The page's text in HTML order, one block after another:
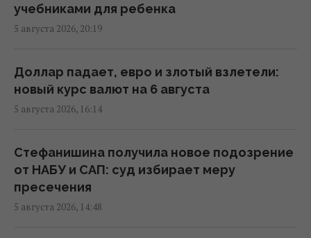
19:56 среда, 05 августа 2026
и не колеблется им воспользоваться, – Sky
News
19:16 среда, 05 августа 2026
Киев профинансирует проекты Плана
устойчивости на 22 млрд грн, а
государство – на 15,5 млрд: Кличко о
заседании СНБО
учебниками для ребенка
5 августа 2026, 20:19
Доллар падает, евро и злотый взлетели:
новый курс валют на 6 августа
5 августа 2026, 16:14
Стефанишина получила новое подозрение
от НАБУ и САП: суд избирает меру
пресечения
5 августа 2026, 14:48